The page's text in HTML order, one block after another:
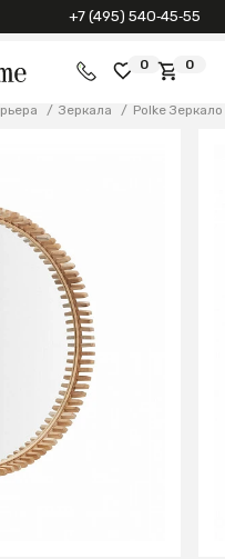
+7 (495) 540‑45‑55
0 0
/ Зеркала / Polke